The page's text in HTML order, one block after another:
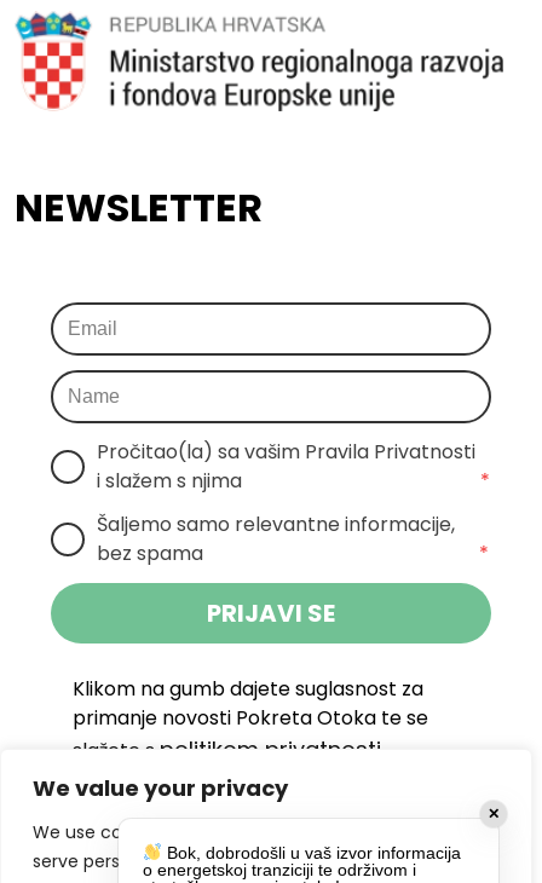
We value your privacy
We use cookies to enhance your browsing experience,
serve personalized ads or content, and analyze our
NEWSLETTER
Pročitao(la) sa vašim Pravila Privatnosti
i slažem s njima
*
Šaljemo samo relevantne informacije,
bez spama
*
PRIJAVI SE
Klikom na gumb dajete suglasnost za
primanje novosti Pokreta Otoka te se
slažete s politikom privatnosti.
DRUŠTVENE MREŽE ✕
Bok, dobrodošli u vaš izvor informacija
o energetskoj tranziciji te održivom i